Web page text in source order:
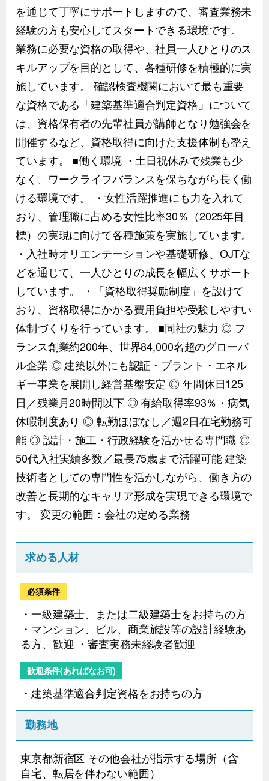
を通じて丁寧にサポートしますので、審査業務未
経験の方も安心してスタートできる環境です。
業務に必要な資格の取得や、社員一人ひとりのス
キルアップを目的として、各種研修を積極的に実
施しています。 確認検査機関において最も重要
な資格である「建築基準適合判定資格」について
は、資格保有者の先輩社員が講師となり勉強会を
開催するなど、資格取得に向けた支援体制も整え
ています。 ■働く環境 ・土日祝休みで残業も少
なく、ワークライフバランスを保ちながら長く働
ける環境です。 ・女性活躍推進にも力を入れて
おり、管理職に占める女性比率30％（2025年目
標）の実現に向けて各種施策を実施しています。
・入社時オリエンテーションや基礎研修、OJTな
どを通じて、一人ひとりの成長を幅広くサポート
しています。 ・「資格取得奨励制度」を設けて
おり、資格取得にかかる費用負担や受験しやすい
体制づくりを行っています。 ■同社の魅力 ◎ フ
ランス創業約200年、世界84,000名超のグローバ
ル企業 ◎ 建築以外にも認証・プラント・エネル
ギー事業を展開し経営基盤安定 ◎ 年間休日125
日／残業月20時間以下 ◎ 有給取得率93％・病気
休暇制度あり ◎ 転勤ほぼなし／週2日在宅勤務可
能 ◎ 設計・施工・行政経験を活かせる専門職 ◎
50代入社実績多数／最長75歳まで活躍可能 建築
技術者としての専門性を活かしながら、働き方の
改善と長期的なキャリア形成を実現できる環境で
す。 変更の範囲：会社の定める業務
求める人材
必須条件
・一級建築士、または二級建築士をお持ちの方
・マンション、ビル、商業施設等の設計経験あ
る方、歓迎 ・審査実務未経験者歓迎
歓迎条件(あればなお可)
・建築基準適合判定資格をお持ちの方
勤務地
東京都新宿区 その他会社が指示する場所（含
自宅、転居を伴わない範囲）